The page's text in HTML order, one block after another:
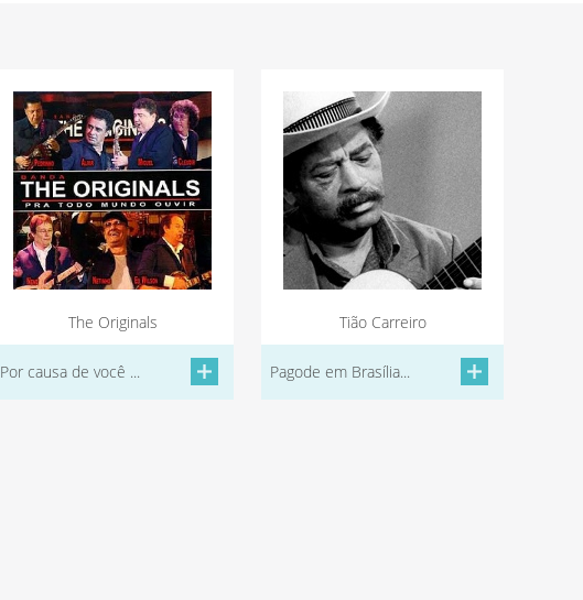
The Originals
Por causa de você ...
Tião Carreiro
Pagode em Brasília...